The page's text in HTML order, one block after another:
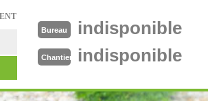
Bureau indisponible
Chantier indisponible